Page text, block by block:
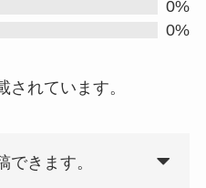
0%
0%
れています。
できます。